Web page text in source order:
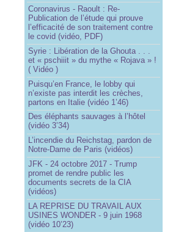
Coronavirus - Raoult : Re-
Publication de l’étude qui prouve
l’efficacité de son traitement contre
le covid (vidéo, PDF)
Syrie : Libération de la Ghouta . . .
et « pschiiit » du mythe « Rojava » !
( Vidéo )
Puisqu’en France, le lobby qui
n’existe pas interdit les crèches,
partons en Italie (vidéo 1’46)
Des éléphants sauvages à l’hôtel
(vidéo 3’34)
L’incendie du Reichstag, pardon de
Notre-Dame de Paris (vidéos)
JFK - 24 octobre 2017 - Trump
promet de rendre public les
documents secrets de la CIA
(vidéos)
LA REPRISE DU TRAVAIL AUX
USINES WONDER - 9 juin 1968
(vidéo 10’23)